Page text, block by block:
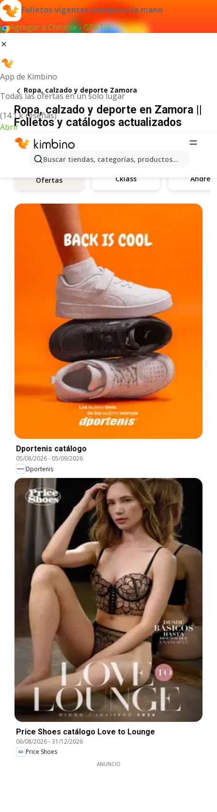
Folletos vigentes siempre a la mano
Agregar a Chrome - GRATIS
App de Kimbino
Todas las ofertas en un solo lugar
(14.1 k reseñas)
Abrir
Buscar tiendas, categorías, productos...
Ropa, calzado y deporte Zamora
Ropa, calzado y deporte en Zamora ||
Folletos y catálogos actualizados
Ofertas Cklass Andrea
Dportenis catálogo
05/08/2026- 05/09/2026
Dportenis
Price Shoes catálogo Love to Lounge
06/08/2026-31/12/2026
Price Shoes
ANUNCIO